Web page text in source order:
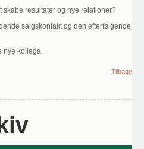
skabe resultater og nye relationer?
salgskontakt og den efterfølgende
nye kollega.
Tilbage